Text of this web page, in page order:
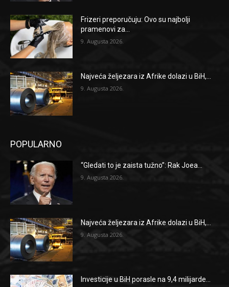
Frizeri preporučuju: Ovo su najbolji
pramenovi za...
9. Augusta 2026.
Najveća željezara iz Afrike dolazi u BiH,...
9. Augusta 2026.
POPULARNO
“Gledati to je zaista tužno”: Rak Joea...
9. Augusta 2026.
Najveća željezara iz Afrike dolazi u BiH,...
9. Augusta 2026.
Investicije u BiH porasle na 9,4 milijarde...